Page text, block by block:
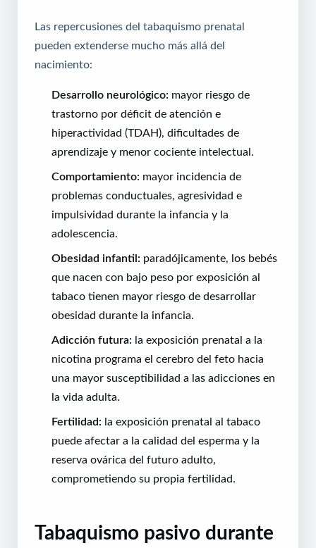
Las repercusiones del tabaquismo prenatal
pueden extenderse mucho más allá del
nacimiento:
Desarrollo neurológico: mayor riesgo de
trastorno por déficit de atención e
hiperactividad (TDAH), dificultades de
aprendizaje y menor cociente intelectual.
Comportamiento: mayor incidencia de
problemas conductuales, agresividad e
impulsividad durante la infancia y la
adolescencia.
Obesidad infantil: paradójicamente, los bebés
que nacen con bajo peso por exposición al
tabaco tienen mayor riesgo de desarrollar
obesidad durante la infancia.
Adicción futura: la exposición prenatal a la
nicotina programa el cerebro del feto hacia
una mayor susceptibilidad a las adicciones en
la vida adulta.
Fertilidad: la exposición prenatal al tabaco
puede afectar a la calidad del esperma y la
reserva ovárica del futuro adulto,
comprometiendo su propia fertilidad.
Tabaquismo pasivo durante